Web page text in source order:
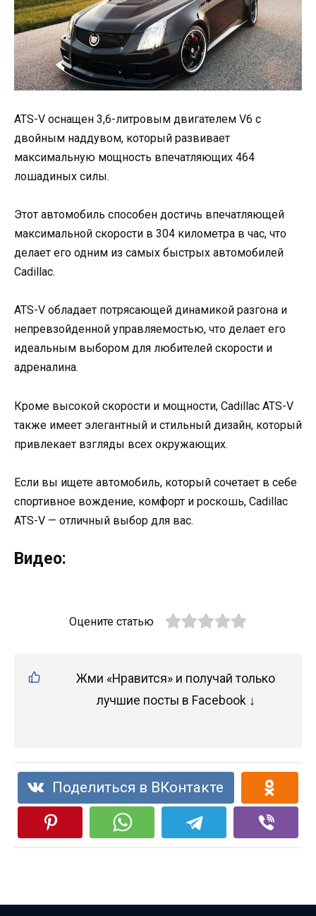
ATS-V оснащен 3,6-литровым двигателем V6 с
двойным наддувом, который развивает
максимальную мощность впечатляющих 464
лошадиных силы.
Этот автомобиль способен достичь впечатляющей
максимальной скорости в 304 километра в час, что
делает его одним из самых быстрых автомобилей
Cadillac.
ATS-V обладает потрясающей динамикой разгона и
непревзойденной управляемостью, что делает его
идеальным выбором для любителей скорости и
адреналина.
Кроме высокой скорости и мощности, Cadillac ATS-V
также имеет элегантный и стильный дизайн, который
привлекает взгляды всех окружающих.
Если вы ищете автомобиль, который сочетает в себе
спортивное вождение, комфорт и роскошь, Cadillac
ATS-V — отличный выбор для вас.
Видео:
Оцените статью
Жми «Нравится» и получай только
лучшие посты в Facebook ↓
Поделиться в ВКонтакте